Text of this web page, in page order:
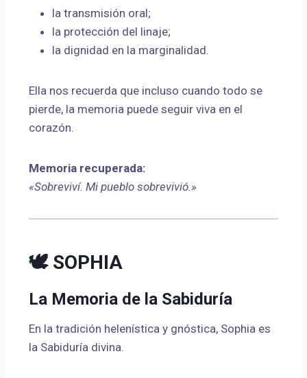
la transmisión oral;
la protección del linaje;
la dignidad en la marginalidad.
Ella nos recuerda que incluso cuando todo se
pierde, la memoria puede seguir viva en el
corazón.
Memoria recuperada:
«Sobreviví. Mi pueblo sobrevivió.»
🕊 SOPHIA
La Memoria de la Sabiduría
En la tradición helenística y gnóstica, Sophia es
la Sabiduría divina.